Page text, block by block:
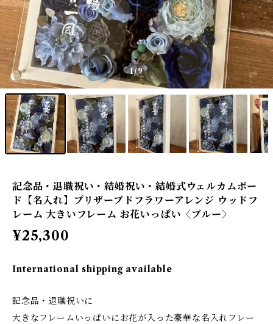
1/9
記念品・退職祝い・結婚祝い・結婚式ウェルカムボー
ド【名入れ】プリザーブドフラワーアレンジ ウッドフ
レーム 大きいフレーム お花いっぱい〈ブルー〉
¥25,300
International shipping available
記念品・退職祝いに
大きなフレームいっぱいにお花が入った豪華な名入れフレー